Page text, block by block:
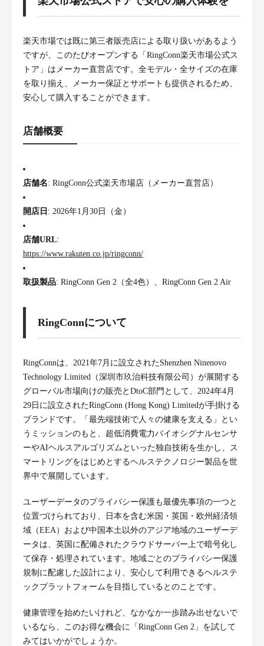
楽天市場では既に第三者販売店による取り扱いがあるよう
ですが、このたびオープンする「RingConn楽天市場公式ス
トア」はメーカー直営店です。全モデル・全サイズの在庫
を取り揃え、メーカー保証とサポートも提供されるため、
安心して購入することができます。
店舗概要
店舗名: RingConn公式楽天市場店（メーカー直営店）
開店日 : 2026年1月30日（金）
店舗URL:
https://www.rakuten.co.jp/ringconn/
取扱製品: RingConn Gen 2（全4色）、RingConn Gen 2 Air
RingConnについて
RingConnは、2021年7月に設立されたShenzhen Ninenovo
Technology Limited（深圳市玖治科技有限公司）が展開する
グローバル市場向けの販売とDtoC部門として、2024年4月
29日に設立されたRingConn (Hong Kong) Limitedが手掛ける
ブランドです。「最先端技術で人々の健康を支える」とい
うミッションのもと、超低消費電力バイオシグナルセンサ
ーやAIヘルスアルゴリズムといった独自技術を生かし、ス
マートリングをはじめとするヘルステクノロジー製品を世
界中で展開しています。
ユーザーデータのプライバシー保護も最優先事項の一つと
位置づけられており、日本を含む米国・英国・欧州経済領
域（EEA）および中国本土以外のアジア地域のユーザーデ
ータは、英国に配備されたクラウドサーバー上で暗号化し
て保存・処理されています。地域ごとのプライバシー保護
規制に配慮した設計により、安心して利用できるヘルステ
ックプラットフォームを目指しているとのことです。
健康管理を始めたいけれど、なかなか一歩踏み出せないで
いるなら、このお得な機会に「RingConn Gen 2」を試して
みてはいかがでしょうか。